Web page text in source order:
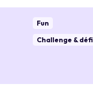
Fun
Challenge & défi